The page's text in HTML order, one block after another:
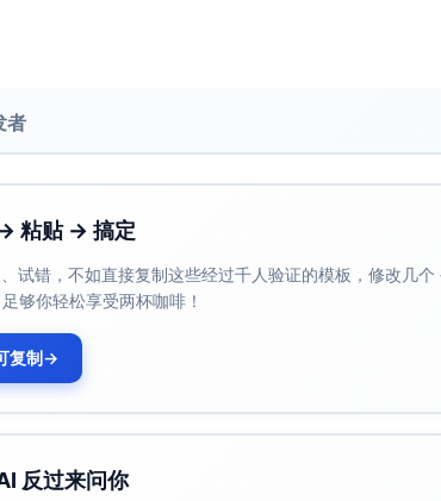
明：在不一次性大改的前提下，把上午黄金时间留给高影
里（周三如瑜伽晚课，跑量可减半或改为快走）
补水、简单蛋白+碳水
3目标（写在便签/任务管理工具）
快速分流（仅清理与指派，不深度回复；由助理预分拣）
压缩到20–30分钟，把最佳专注力用于重要工作。
度工作Block 1（周主题制）
品路线图（需求优先级、路线图评审、决策文档）
静音；仅电话可打断的真紧急
者
粘贴 → 搞定
试错，不如直接复制这些经过千人验证的模板，修改几
够你轻松享受两杯咖啡！
复制→
反过来问你